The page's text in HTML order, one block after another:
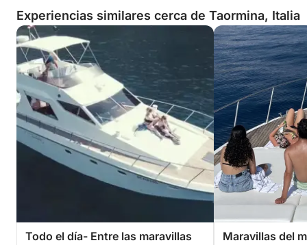
Experiencias similares cerca de Taormina, Italia
Todo el día- Entre las maravillas
Maravillas del